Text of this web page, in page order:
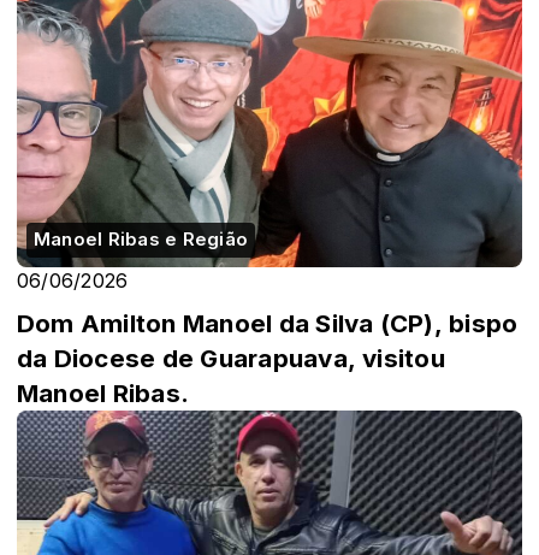
Manoel Ribas e Região
06/06/2026
Dom Amilton Manoel da Silva (CP), bispo
da Diocese de Guarapuava, visitou
Manoel Ribas.